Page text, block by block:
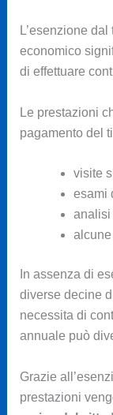
L’esenzione
economico
di effettuare
Le prestazioni
pagamento del
visite
esami
analisi
In assenza di
diverse decine
necessita di
annuale può
Grazie
prestazioni